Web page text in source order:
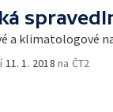
a klimatologové
11. 1. 2018 na ČT2